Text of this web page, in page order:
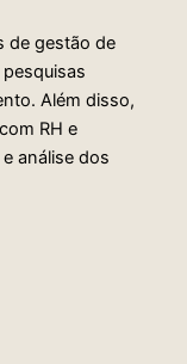
de gestão de
Além disso,
RH e
análise dos